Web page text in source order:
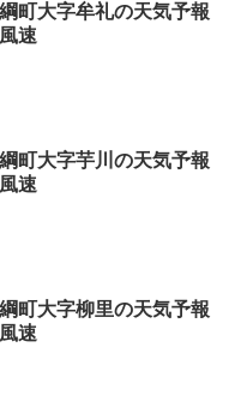
町大字牟礼の天気予報
速
町大字芋川の天気予報
速
町大字柳里の天気予報
速